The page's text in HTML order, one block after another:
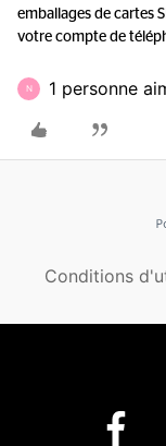
emballages de cartes
votre compte de
N 1 personne
Conditions